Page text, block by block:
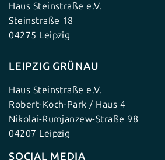
Haus Steinstraße e.V.
Steinstraße 18
04275 Leipzig
LEIPZIG GRÜNAU
Haus Steinstraße e.V.
Robert-Koch-Park / Haus 4
Nikolai-Rumjanzew-Straße 98
04207 Leipzig
SOCIAL MEDIA